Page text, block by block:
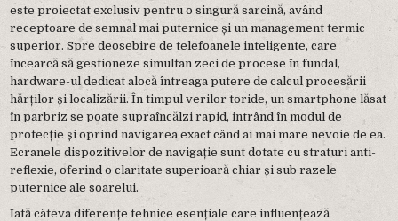
este proiectat exclusiv pentru o singură sarcină, având
receptoare de semnal mai puternice și un management termic
superior. Spre deosebire de telefoanele inteligente, care
încearcă să gestioneze simultan zeci de procese în fundal,
hardware-ul dedicat alocă întreaga putere de calcul procesării
hărților și localizării. În timpul verilor toride, un smartphone lăsat
în parbriz se poate supraîncălzi rapid, intrând în modul de
protecție și oprind navigarea exact când ai mai mare nevoie de ea.
Ecranele dispozitivelor de navigație sunt dotate cu straturi anti-
reflexie, oferind o claritate superioară chiar și sub razele
puternice ale soarelui.
Iată câteva diferențe tehnice esențiale care influențează